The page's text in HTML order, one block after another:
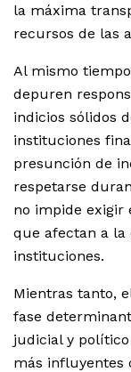
la máxima
recursos de las
Al mismo
depuren
indicios sólidos
instituciones
presunción de
respetarse
no impide exigir
que afectan a la
instituciones.
Mientras tanto,
fase
judicial y
más influyentes